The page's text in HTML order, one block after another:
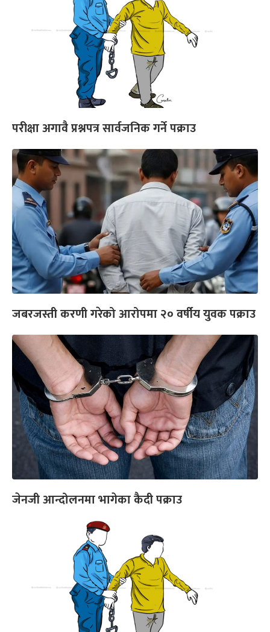
परीक्षा अगावै प्रश्नपत्र सार्वजनिक गर्ने पक्राउ
जबरजस्ती करणी गरेको आरोपमा २० वर्षीय युवक पक्राउ
जेनजी आन्दोलनमा भागेका कैदी पक्राउ